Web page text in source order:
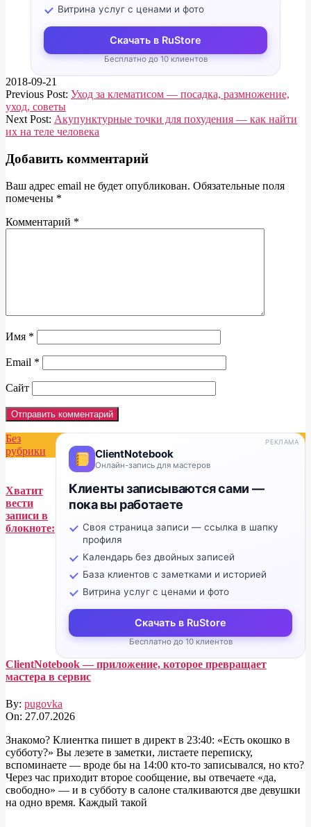
Витрина услуг с ценами и фото
Скачать в RuStore
Бесплатно до 10 клиентов
2018-09-21
Previous Post: Уход за клематисом — посадка, размножение,
уход, советы
Next Post: Акупунктурные точки для похудения — как найти
их на теле человека
Добавить комментарий
Ваш адрес email не будет опубликован. Обязательные поля
помечены *
Комментарий *
Имя *
Email *
Сайт
ClientNotebook
Онлайн-запись для мастеров
Клиенты записываются сами —
пока вы работаете
Своя страница записи — ссылка в шапку
профиля
Календарь без двойных записей
База клиентов с заметками и историей
Витрина услуг с ценами и фото
Скачать в RuStore
Бесплатно до 10 клиентов
РЕКЛАМА
Без
рубрики
Хватит
вести
записи в
блокноте:
ClientNotebook — приложение, которое превращает
мастера в сервис
By: pugovka
On: 27.07.2026
Знакомо? Клиентка пишет в директ в 23:40: «Есть окошко в
субботу?» Вы лезете в заметки, листаете переписку,
вспоминаете — вроде бы на 14:00 кто-то записывался, но кто?
Через час приходит второе сообщение, вы отвечаете «да,
свободно» — и в субботу в салоне сталкиваются две девушки
на одно время. Каждый такой